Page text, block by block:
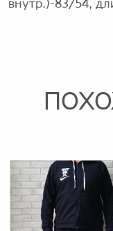
внутр.)-83/54,